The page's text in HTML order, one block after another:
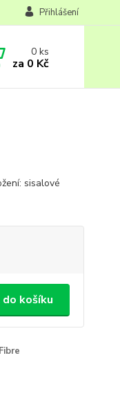
Přihlášení
0ks
za 0 Kč
sisalové
košíku